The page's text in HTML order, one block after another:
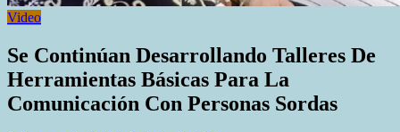
Video
Se Continúan Desarrollando Talleres De
Herramientas Básicas Para La
Comunicación Con Personas Sordas